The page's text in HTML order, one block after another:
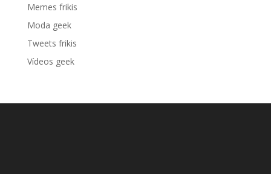
Memes frikis
Moda geek
Tweets frikis
Vídeos geek